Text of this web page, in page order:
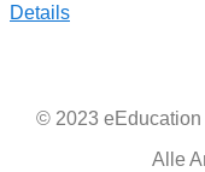
Details
© 2023 eEducation
Alle